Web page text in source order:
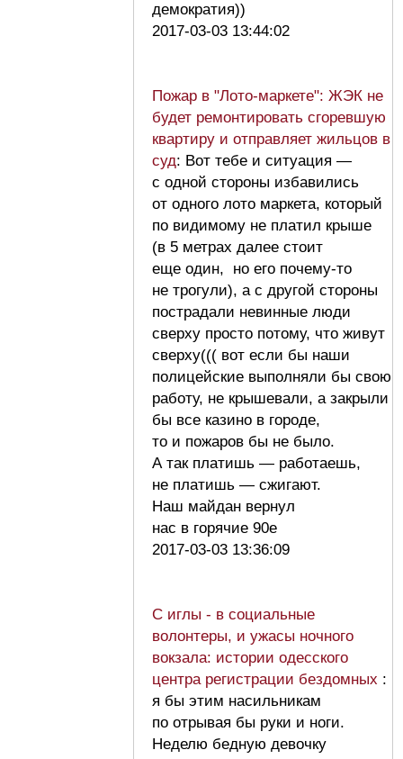
демократия))
2017-03-03 13:44:02
Пожар в "Лото-маркете": ЖЭК не
будет ремонтировать сгоревшую
квартиру и отправляет жильцов в
суд: Вот тебе и ситуация —
с одной стороны избавились
от одного лото маркета, который
по видимому не платил крыше
(в 5 метрах далее стоит
еще один, но его почему-то
не трогули), а с другой стороны
пострадали невинные люди
сверху просто потому, что живут
сверху((( вот если бы наши
полицейские выполняли бы свою
работу, не крышевали, а закрыли
бы все казино в городе,
то и пожаров бы не было.
А так платишь — работаешь,
не платишь — сжигают.
Наш майдан вернул
нас в горячие 90е
2017-03-03 13:36:09
С иглы - в социальные
волонтеры, и ужасы ночного
вокзала: истории одесского
центра регистрации бездомных :
я бы этим насильникам
по отрывая бы руки и ноги.
Неделю бедную девочку